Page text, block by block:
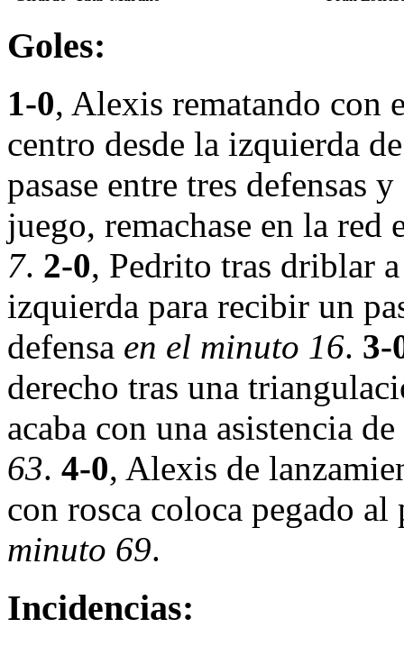
Goles:
1-0, Alexis rematando con
centro desde la izquierda
pasase entre tres defensas
juego, remachase en la
7. 2-0, Pedrito tras driblar
izquierda para recibir un
defensa en el minuto 16. 3-
derecho tras una
acaba con una asistencia
63. 4-0, Alexis de
con rosca coloca pegado
minuto 69.
Incidencias: